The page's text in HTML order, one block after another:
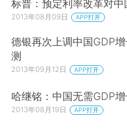
标普：预定利率改革对
2013年08月09日 APP打开
德银再次上调中国GDP
测
2013年09月12日 APP打开
哈继铭：中国无需GDP
2013年08月19日 APP打开